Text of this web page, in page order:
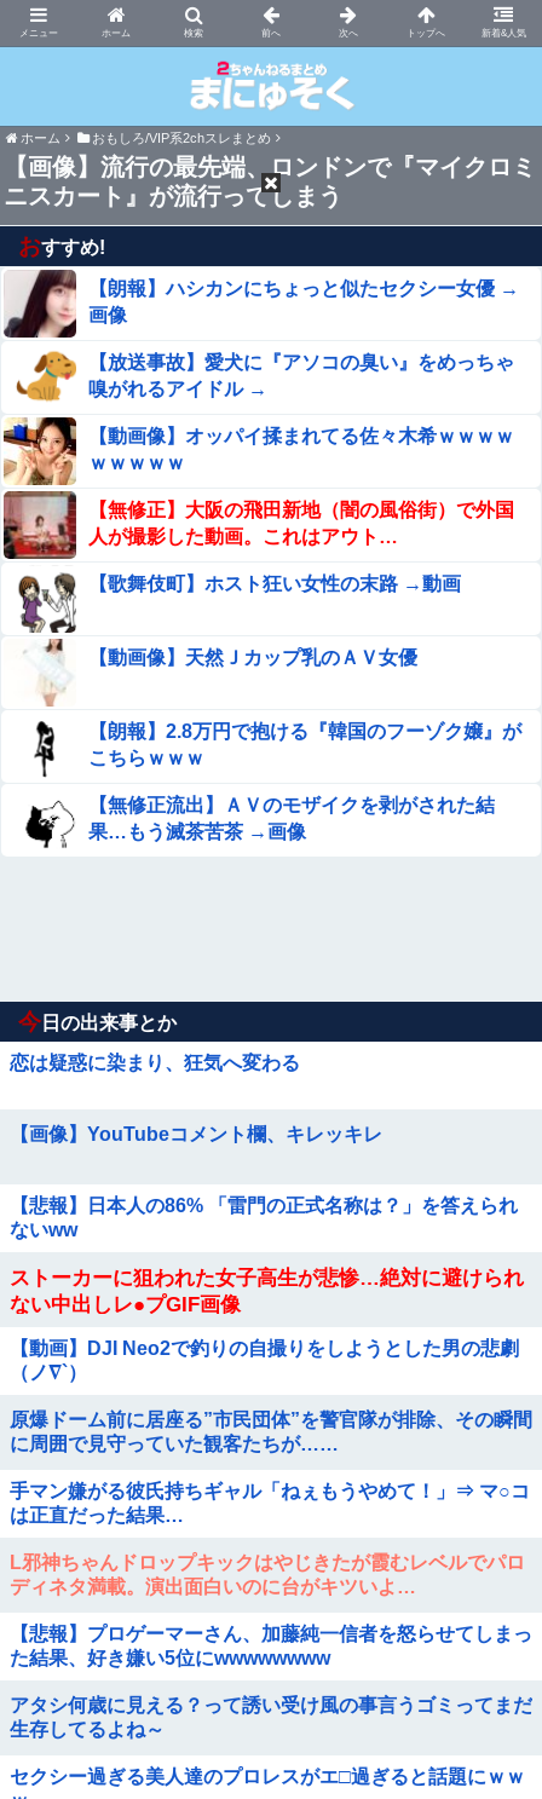
ホーム 新着&人気
まにゅそく 2chまとめニュース速報VIP
ホーム おもしろ/VIP系2chスレまとめ
【画像】流行の最先端、ロンドンで『マイクロミ
ニスカート』が流行ってしまう
おすすめ!
【朗報】ハシカンにちょっと似たセクシー女優 →
画像
【放送事故】愛犬に『アソコの臭い』をめっちゃ
嗅がれるアイドル →
【動画像】オッパイ揉まれてる佐々木希ｗｗｗｗ
ｗｗｗｗｗ
【無修正】大阪の飛田新地（闇の風俗街）で外国
人が撮影した動画。これはアウト…
【歌舞伎町】ホスト狂い女性の末路 →動画
【動画像】天然Ｊカップ乳のＡＶ女優
【朗報】2.8万円で抱ける『韓国のフーゾク嬢』が
こちらｗｗｗ
【無修正流出】ＡＶのモザイクを剥がされた結
果…もう滅茶苦茶 →画像
今 日の出来事とか
恋は疑惑に染まり、狂気へ変わる
【画像】YouTubeコメント欄、キレッキレ
【悲報】日本人の86% 「雷門の正式名称は？」を答えられ
ないww
ストーカーに狙われた女子高生が悲惨…絶対に避けられ
ない中出しレ●プGIF画像
【動画】DJI Neo2で釣りの自撮りをしようとした男の悲劇
（ノ∇`）
原爆ドーム前に居座る”市民団体”を警官隊が排除、その瞬間
に周囲で見守っていた観客たちが……
手マン嫌がる彼氏持ちギャル「ねぇもうやめて！」⇒ マ○コ
は正直だった結果…
L邪神ちゃんドロップキックはやじきたが霞むレベルでパロ
ディネタ満載。演出面白いのに台がキツいよ…
【悲報】プロゲーマーさん、加藤純一信者を怒らせてしまっ
た結果、好き嫌い5位にwwwwwwww
アタシ何歳に見える？って誘い受け風の事言うゴミってまだ
生存してるよね～
セクシー過ぎる美人達のプロレスがエ□過ぎると話題にｗｗ